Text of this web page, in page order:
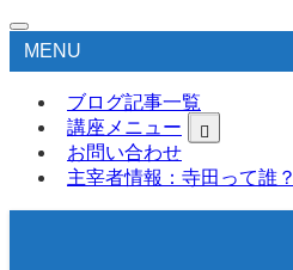
MENU
ブログ記事一覧
講座メニュー
お問い合わせ
主宰者情報：寺田って誰？